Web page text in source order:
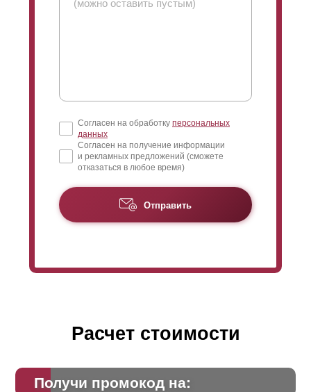
часть забора. Таким образом, вы можете видеть, что
Согласен на обработку персональных
данных
Согласен на получение информации
и рекламных предложений (сможете
отказаться в любое время)
Отправить
Расчет стоимости
Получи промокод на: